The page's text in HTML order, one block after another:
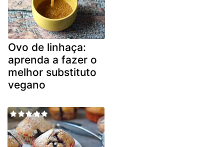
Ovo de linhaça:
aprenda a fazer o
melhor substituto
vegano